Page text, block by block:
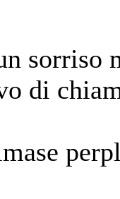
sorriso
di